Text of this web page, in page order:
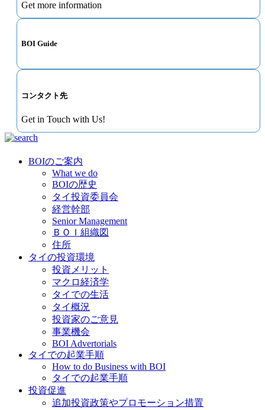
Get more information
BOI Guide
コンタクト先
Get in Touch with Us!
BOIのご案内
What we do
BOIの歴史
タイ投資委員会
経営幹部
Senior Management
ＢＯＩ組織図
住所
タイの投資環境
投資メリット
マクロ経済学
タイでの生活
タイ概況
投資家のご意見
事業機会
BOI Advertorials
タイでの起業手順
How to do Business with BOI
タイでの起業手順
投資促進
追加投資政策やプロモーション措置